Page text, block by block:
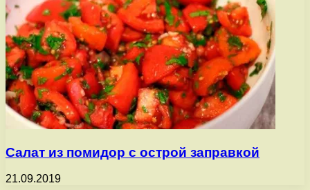
Салат из помидор с острой заправкой
21.09.2019